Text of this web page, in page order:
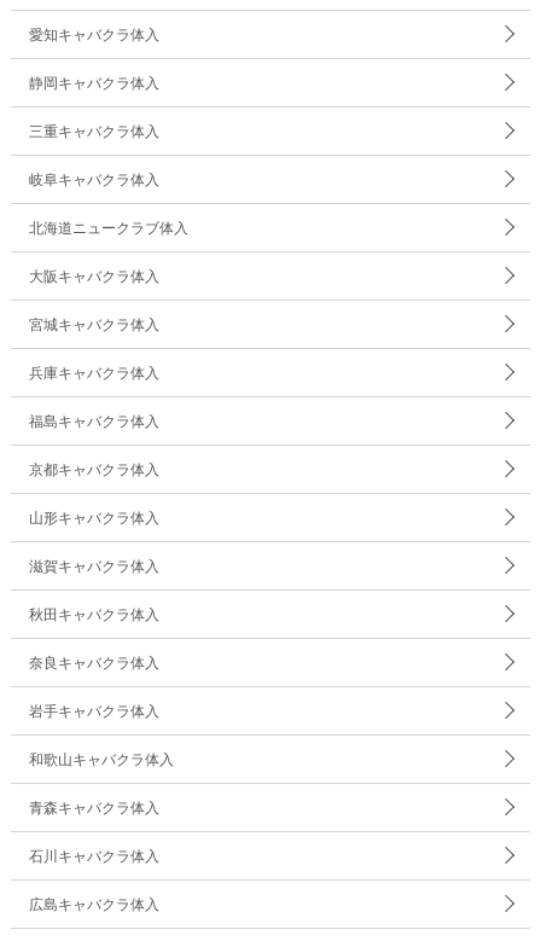
愛知キャバクラ体入
静岡キャバクラ体入
三重キャバクラ体入
岐阜キャバクラ体入
北海道ニュークラブ体入
大阪キャバクラ体入
宮城キャバクラ体入
兵庫キャバクラ体入
福島キャバクラ体入
京都キャバクラ体入
山形キャバクラ体入
滋賀キャバクラ体入
秋田キャバクラ体入
奈良キャバクラ体入
岩手キャバクラ体入
和歌山キャバクラ体入
青森キャバクラ体入
石川キャバクラ体入
広島キャバクラ体入